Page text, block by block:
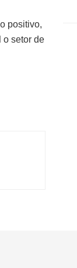
positivo,
o setor de